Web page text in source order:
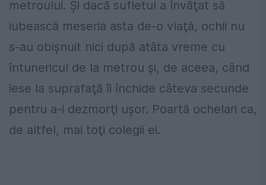
metroului. Şi dacă sufletul a învăţat să
iubească meseria asta de-o viaţă, ochii nu
s-au obişnuit nici după atâta vreme cu
întunericul de la metrou şi, de aceea, când
iese la suprafaţă îi închide câteva secunde
pentru a-i dezmorţi uşor. Poartă ochelari ca,
de altfel, mai toţi colegii ei.